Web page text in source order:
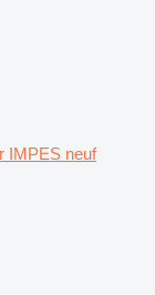
IMPES neuf